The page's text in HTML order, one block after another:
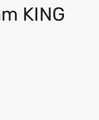
KING